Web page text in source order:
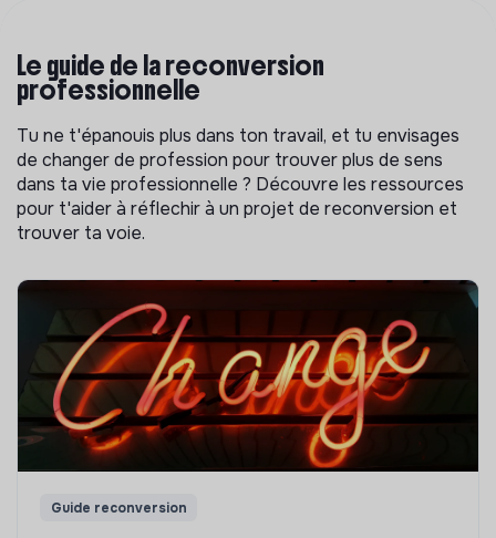
Le guide de la reconversion
professionnelle
Tu ne t'épanouis plus dans ton travail, et tu envisages
de changer de profession pour trouver plus de sens
dans ta vie professionnelle ? Découvre les ressources
pour t'aider à réflechir à un projet de reconversion et
trouver ta voie.
Guide reconversion